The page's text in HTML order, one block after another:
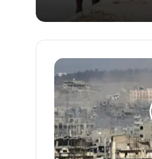
: المسار الجنوبي